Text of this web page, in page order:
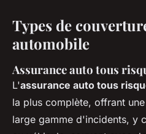
Types de
automobile
Assurance auto tous
L'assurance auto tous
la plus complète, offrant
large gamme d'incidents, y